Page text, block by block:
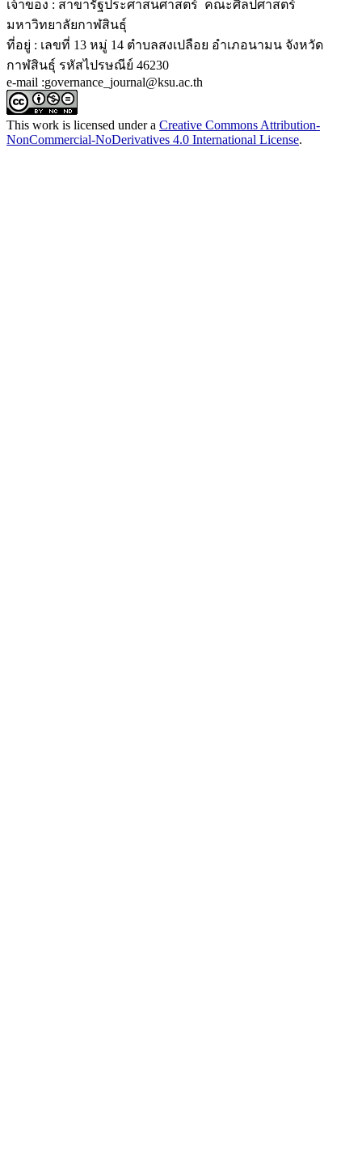
เจ้าของ : สาขารัฐประศาสนศาสตร์ คณะศิลปศาสตร์
มหาวิทยาลัยกาฬสินธุ์
ที่อยู่ : เลขที่ 13 หมู่ 14 ตำบลสงเปลือย อำเภอนามน จังหวัด
กาฬสินธุ์ รหัสไปรษณีย์ 46230
e-mail :governance_journal@ksu.ac.th
This work is licensed under a Creative Commons Attribution-
NonCommercial-NoDerivatives 4.0 International License.